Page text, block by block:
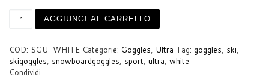
AGGIUNGI AL CARRELLO
COD: SGU-WHITE Categorie: Goggles, Ultra Tag: goggles, ski,
skigoggles, snowboardgoggles, sport, ultra, white
Condividi